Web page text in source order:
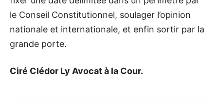
le Conseil Constitutionnel, soulager l’opinion
nationale et internationale, et enfin sortir par la
grande porte.
Ciré Clédor Ly Avocat à la Cour.